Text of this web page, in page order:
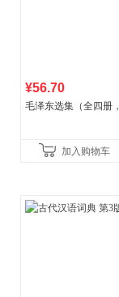
¥56.70
毛泽东选集（全四册
加入购物车